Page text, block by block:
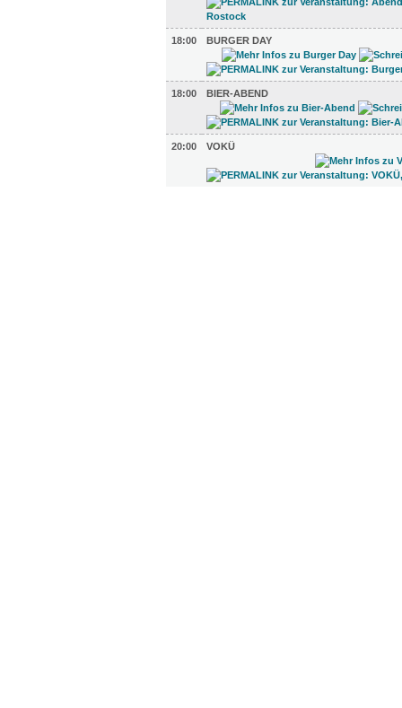
18:00 BURGER DAY
18:00 BIER-ABEND
20:00 VOKÜ